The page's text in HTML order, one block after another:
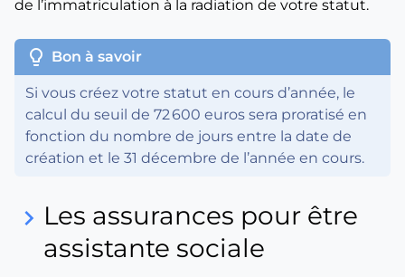
de l’immatriculation à la radiation de votre statut.
lightbulb Bon à savoir
Si vous créez votre statut en cours d’année, le
calcul du seuil de 72 600 euros sera proratisé en
fonction du nombre de jours entre la date de
création et le 31 décembre de l’année en cours.
keyboard_arrow_right Les assurances pour être
assistante sociale